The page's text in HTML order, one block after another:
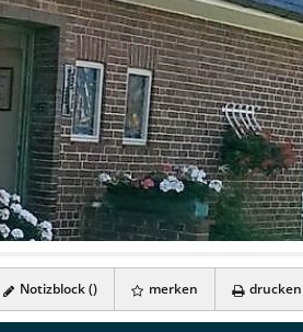
Notizblock () merken drucken